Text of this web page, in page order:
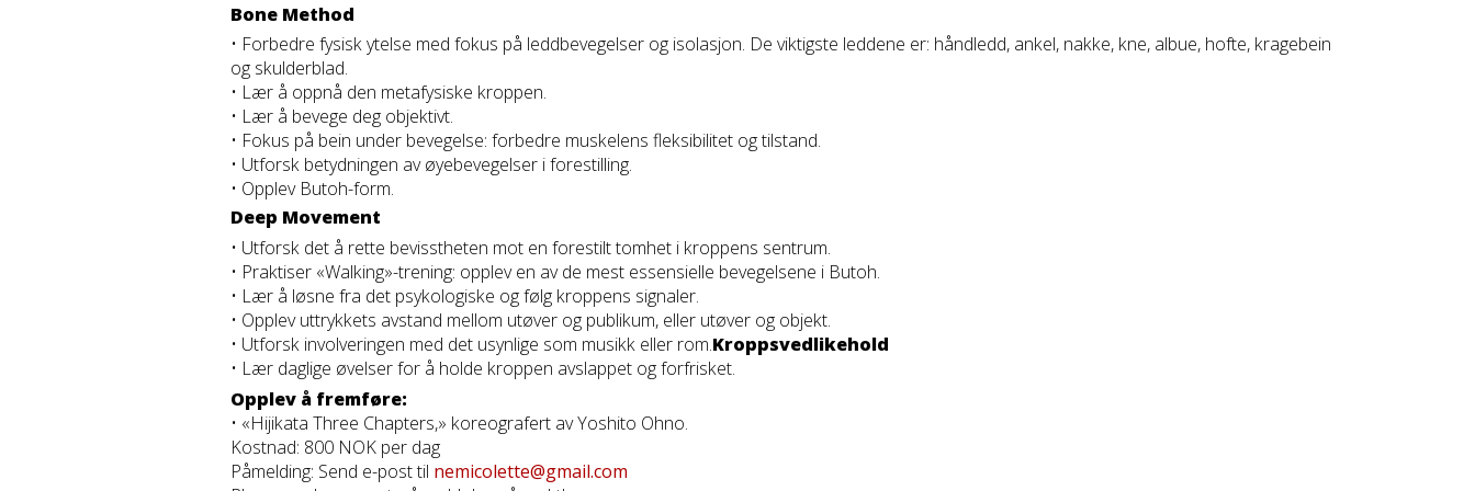
Bone Method
• Forbedre fysisk ytelse med fokus på leddbevegelser og isolasjon. De viktigste leddene er: håndledd, ankel, nakke, kne, albue, hofte, kragebein
og skulderblad.
• Lær å oppnå den metafysiske kroppen.
• Lær å bevege deg objektivt.
• Fokus på bein under bevegelse: forbedre muskelens fleksibilitet og tilstand.
• Utforsk betydningen av øyebevegelser i forestilling.
• Opplev Butoh-form.
Deep Movement
• Utforsk det å rette bevisstheten mot en forestilt tomhet i kroppens sentrum.
• Praktiser «Walking»-trening: opplev en av de mest essensielle bevegelsene i Butoh.
• Lær å løsne fra det psykologiske og følg kroppens signaler.
• Opplev uttrykkets avstand mellom utøver og publikum, eller utøver og objekt.
• Utforsk involveringen med det usynlige som musikk eller rom.Kroppsvedlikehold
• Lær daglige øvelser for å holde kroppen avslappet og forfrisket.
Opplev å fremføre:
• «Hijikata Three Chapters,» koreografert av Yoshito Ohno.
Kostnad: 800 NOK per dag
Påmelding: Send e-post til nemicolette@gmail.com